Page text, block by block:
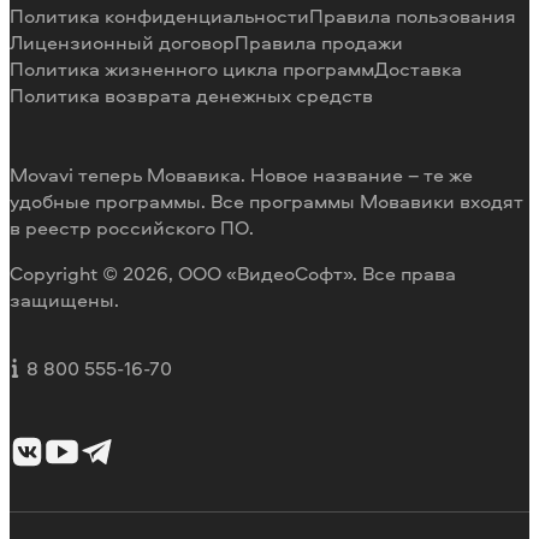
Способы оплаты
Возврат средств
Отзывы пользователей
Разработка видеоредактора под заказ
Movavi теперь Мовавика. Новое название – те же
удобные программы. Все программы Мовавики входят
в реестр российского ПО.
Copyright © 2026, ООО «ВидеоСофт». Все права
защищены.
8 800 555-16-70
Политика конфиденциальностиПравила пользования
Лицензионный договорПравила продажи
Политика жизненного цикла программДоставка
Политика возврата денежных средств